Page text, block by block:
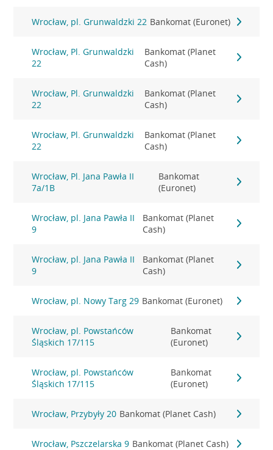
Wrocław, pl. Grunwaldzki 22 Bankomat (Euronet)
Wrocław, Pl. Grunwaldzki
22
Bankomat (Planet
Cash)
Wrocław, Pl. Grunwaldzki
22
Bankomat (Planet
Cash)
Wrocław, Pl. Grunwaldzki
22
Bankomat (Planet
Cash)
Wrocław, Pl. Jana Pawła II
7a/1B
Bankomat
(Euronet)
Wrocław, pl. Jana Pawła II
9
Bankomat (Planet
Cash)
Wrocław, pl. Jana Pawła II
9
Bankomat (Planet
Cash)
Wrocław, pl. Nowy Targ 29 Bankomat (Euronet)
Wrocław, pl. Powstańców
Śląskich 17/115
Bankomat
(Euronet)
Wrocław, pl. Powstańców
Śląskich 17/115
Bankomat
(Euronet)
Wrocław, Przybyły 20 Bankomat (Planet Cash)
Wrocław, Pszczelarska 9 Bankomat (Planet Cash)